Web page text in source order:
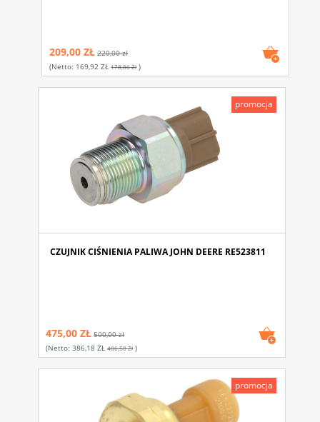
209,00 ZŁ 220,00 zł
(netto: 169,92 ZŁ 178,86 Zł)
CZUJNIK CIŚNIENIA PALIWA JOHN DEERE RE523811
475,00 ZŁ 500,00 zł
(netto:386,18 ZŁ 406,50 Zł)
promocja
promocja